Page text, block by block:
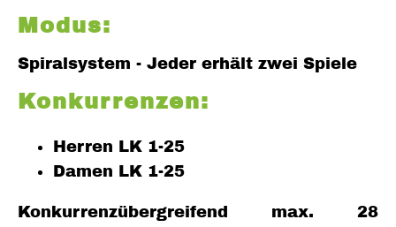
Modus:
Spiralsystem - Jeder erhält zwei Spiele
Konkurrenzen:
Herren LK 1-25
Damen LK 1-25
Konkurrenzübergreifend max. 28